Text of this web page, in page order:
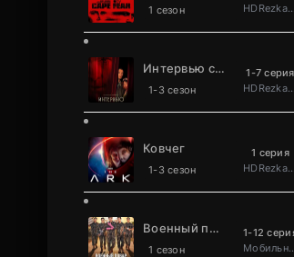
1 сезон
HDRezka Studio
Интервью с вампиром
1-3 сезон
1-7 серия
HDRezka Studio
Ковчег
1-3 сезон
1 серия
HDRezka Studio
Военный повар становится легендой
1 сезон
1-12
Мобильное